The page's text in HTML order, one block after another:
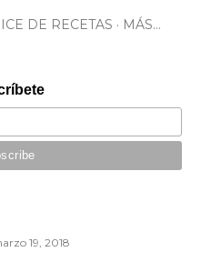
DE RECETAS MÁS…
19, 2018